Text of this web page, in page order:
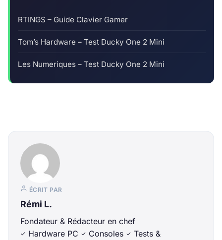
RTINGS – Guide Clavier Gamer
Tom’s Hardware – Test Ducky One 2 Mini
Les Numeriques – Test Ducky One 2 Mini
ÉCRIT PAR
Rémi L.
Fondateur & Rédacteur en chef
Hardware PC
Consoles
Tests &